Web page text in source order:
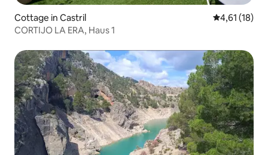
Cottage in Castril
4,61 (18)
CORTIJO LA ERA, Haus 1